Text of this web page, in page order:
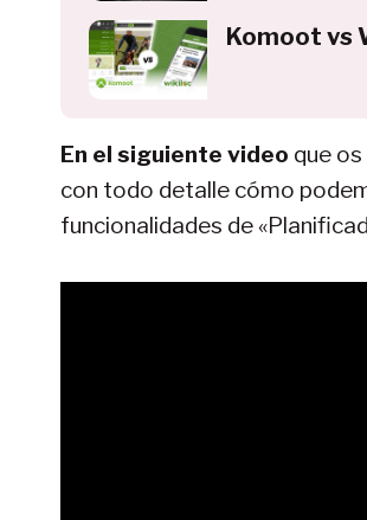
Komoot vs
En el siguiente video que
con todo detalle cómo
funcionalidades de